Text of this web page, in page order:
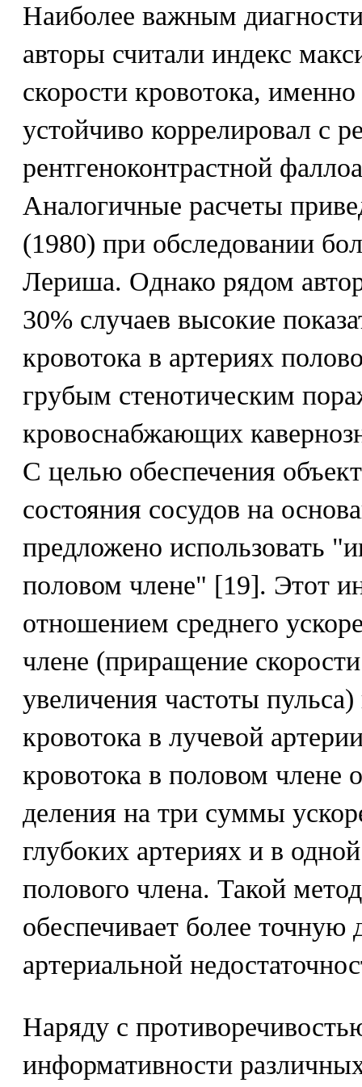
Наиболее важным
авторы считали индекс
скорости кровотока, именно
устойчиво коррелировал с
рентгеноконтрастной
Аналогичные расчеты
(1980) при обследовании
Лериша. Однако рядом
30% случаев высокие
кровотока в артериях
грубым стенотическим
кровоснабжающих
С целью обеспечения
состояния сосудов на
предложено использовать
половом члене" [19]. Этот
отношением среднего
члене (приращение
увеличения частоты
кровотока в лучевой
кровотока в половом члене
деления на три суммы
глубоких артериях и в
полового члена. Такой
обеспечивает более точную
артериальной
Наряду с
информативности